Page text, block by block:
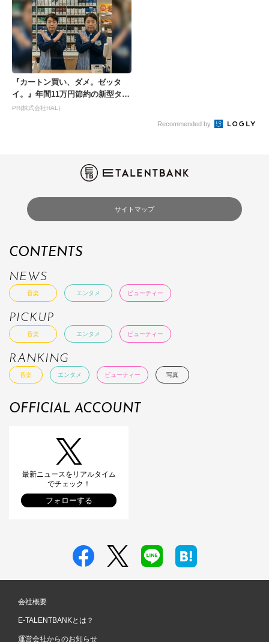
『カートン買い、ダメ。ゼッタ
イ。』年間11万円節約の新型タバ
コが爆売れ
PR(株式会社HAL)
Recommended by
サイトマップ
CONTENTS
NEWS
音楽 エンタメ ビューティー
PICKUP
音楽 エンタメ ビューティー
RANKING
音楽 エンタメ ビューティー 写真
OFFICIAL ACCOUNT
最新ニュースをリアルタイム
でチェック！
フォローする
会社概要
E-TALENTBANKとは？
運営会社からのお知らせ